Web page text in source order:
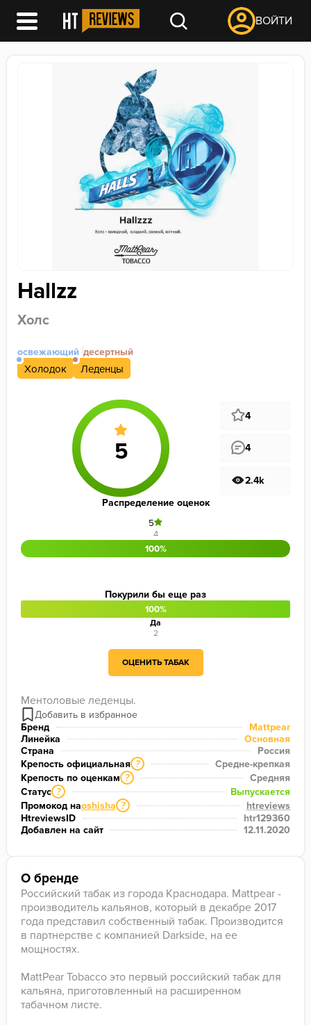
ВОЙТИ
Hallzz
Холс
освежающий десертный
Холодок Леденцы
Ментоловые леденцы.
Бренд
Mattpear
Линейка
Основная
Страна
Россия
Крепость официальная ?
Средне-крепкая
Крепость по оценкам ?
Средняя
Статус ?
Выпускается
Промокод наoshisha ?
htreviews
HtreviewsID
htr129360
Добавлен на сайт
12.11.2020
4
4
2.4k
Распределение оценок
100%
5
4
Покурили бы еще раз
100%
Да
2
ОЦЕНИТЬ ТАБАК
О бренде
Российский табак из города Краснодара. Mattpear -
производитель кальянов, который в декабре 2017
года представил собственный табак. Производится
в партнерстве с компанией Darkside, на ее
мощностях.
MattPear Tobacco это первый российский табак для
кальяна, приготовленный на расширенном
табачном листе.